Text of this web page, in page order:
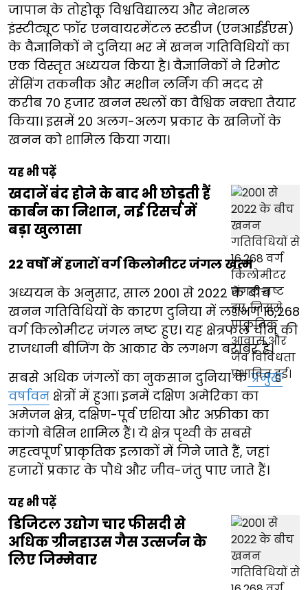
जापान के तोहोकू विश्वविद्यालय और नेशनल
इंस्टीट्यूट फॉर एनवायरमेंटल स्टडीज (एनआईईएस)
के वैज्ञानिकों ने दुनिया भर में खनन गतिविधियों का
एक विस्तृत अध्ययन किया है। वैज्ञानिकों ने रिमोट
सेंसिंग तकनीक और मशीन लर्निंग की मदद से
करीब 70 हजार खनन स्थलों का वैश्विक नक्शा तैयार
किया। इसमें 20 अलग-अलग प्रकार के खनिजों के
खनन को शामिल किया गया।
यह भी पढ़ें
खदानें बंद होने के बाद भी छोड़ती हैं
कार्बन का निशान, नई रिसर्च में
बड़ा खुलासा
22 वर्षों में हजारों वर्ग किलोमीटर जंगल खत्म
अध्ययन के अनुसार, साल 2001 से 2022 के बीच
खनन गतिविधियों के कारण दुनिया में लगभग 16,268
वर्ग किलोमीटर जंगल नष्ट हुए। यह क्षेत्रफल चीन की
राजधानी बीजिंग के आकार के लगभग बराबर है।
सबसे अधिक जंगलों का नुकसान दुनिया केप्रमुख
वर्षावन क्षेत्रों में हुआ। इनमें दक्षिण अमेरिका का
अमेजन क्षेत्र, दक्षिण-पूर्व एशिया और अफ्रीका का
कांगो बेसिन शामिल हैं। ये क्षेत्र पृथ्वी के सबसे
महत्वपूर्ण प्राकृतिक इलाकों में गिने जाते हैं, जहां
हजारों प्रकार के पौधे और जीव-जंतु पाए जाते हैं।
यह भी पढ़ें
डिजिटल उद्योग चार फीसदी से
अधिक ग्रीनहाउस गैस उत्सर्जन के
लिए जिम्मेवार